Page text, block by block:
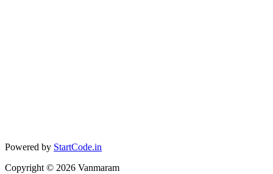
Powered by StartCode.in
Copyright © 2026 Vanmaram